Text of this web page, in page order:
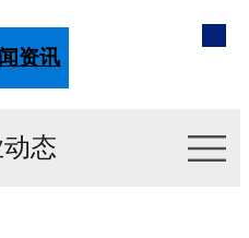
资讯
态